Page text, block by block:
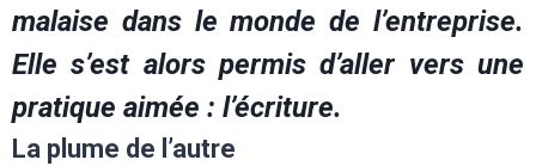
malaise dans le monde de l’entreprise.
Elle s’est alors permis d’aller vers une
pratique aimée : l’écriture.
La plume de l’autre